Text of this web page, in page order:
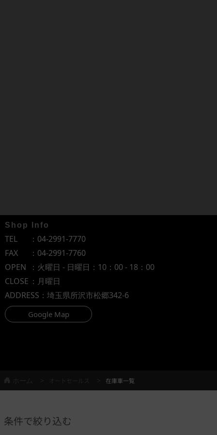
Shop Info
TEL ： 04-2991-7770
FAX
：04-2991-7760
OPEN
：火曜日 - 日曜日：10：00 - 18：00
CLOSE ：月曜日
ADDRESS ：埼玉県所沢市松郷342-6
Google Map
在庫車一覧
条件で絞り込む